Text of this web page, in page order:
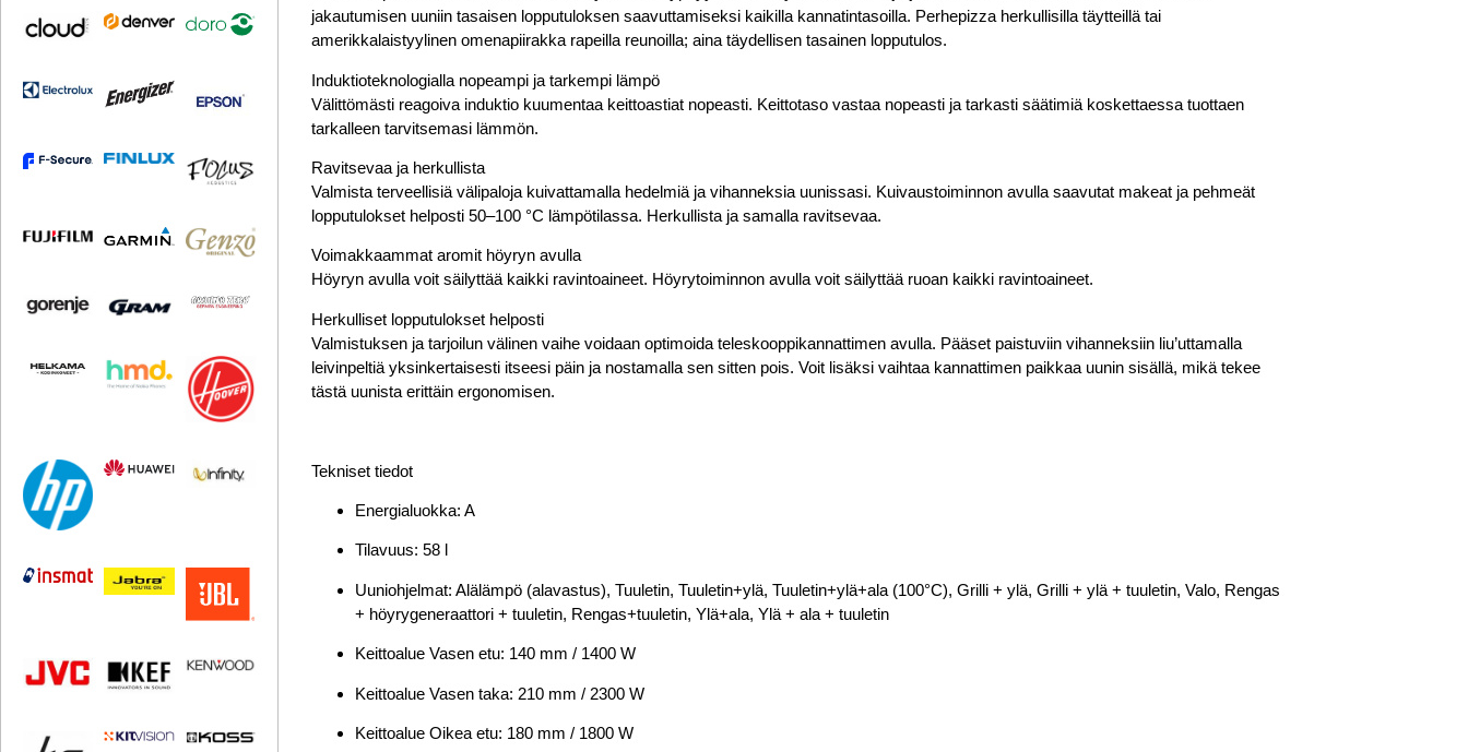
jakautumisen uuniin tasaisen lopputuloksen saavuttamiseksi kaikilla kannatintasoilla. Perhepizza herkullisilla täytteillä tai
amerikkalaistyylinen omenapiirakka rapeilla reunoilla; aina täydellisen tasainen lopputulos.
Induktioteknologialla nopeampi ja tarkempi lämpö
Välittömästi reagoiva induktio kuumentaa keittoastiat nopeasti. Keittotaso vastaa nopeasti ja tarkasti säätimiä koskettaessa tuottaen
tarkalleen tarvitsemasi lämmön.
Ravitsevaa ja herkullista
Valmista terveellisiä välipaloja kuivattamalla hedelmiä ja vihanneksia uunissasi. Kuivaustoiminnon avulla saavutat makeat ja pehmeät
lopputulokset helposti 50–100 °C lämpötilassa. Herkullista ja samalla ravitsevaa.
Voimakkaammat aromit höyryn avulla
Höyryn avulla voit säilyttää kaikki ravintoaineet. Höyrytoiminnon avulla voit säilyttää ruoan kaikki ravintoaineet.
Herkulliset lopputulokset helposti
Valmistuksen ja tarjoilun välinen vaihe voidaan optimoida teleskooppikannattimen avulla. Pääset paistuviin vihanneksiin liu’uttamalla
leivinpeltiä yksinkertaisesti itseesi päin ja nostamalla sen sitten pois. Voit lisäksi vaihtaa kannattimen paikkaa uunin sisällä, mikä tekee
tästä uunista erittäin ergonomisen.
Tekniset tiedot
Energialuokka: A
Tilavuus: 58 l
Uuniohjelmat: Alälämpö (alavastus), Tuuletin, Tuuletin+ylä, Tuuletin+ylä+ala (100°C), Grilli + ylä, Grilli + ylä + tuuletin, Valo, Rengas
+ höyrygeneraattori + tuuletin, Rengas+tuuletin, Ylä+ala, Ylä + ala + tuuletin
Keittoalue Vasen etu: 140 mm / 1400 W
Keittoalue Vasen taka: 210 mm / 2300 W
Keittoalue Oikea etu: 180 mm / 1800 W